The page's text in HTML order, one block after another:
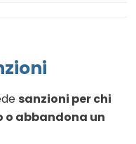
sanzioni per chi
o abbandona un